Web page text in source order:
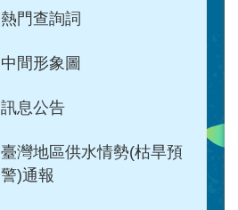
熱門查詢詞
中間形象圖
訊息公告
臺灣地區供水情勢(枯旱預
警)通報